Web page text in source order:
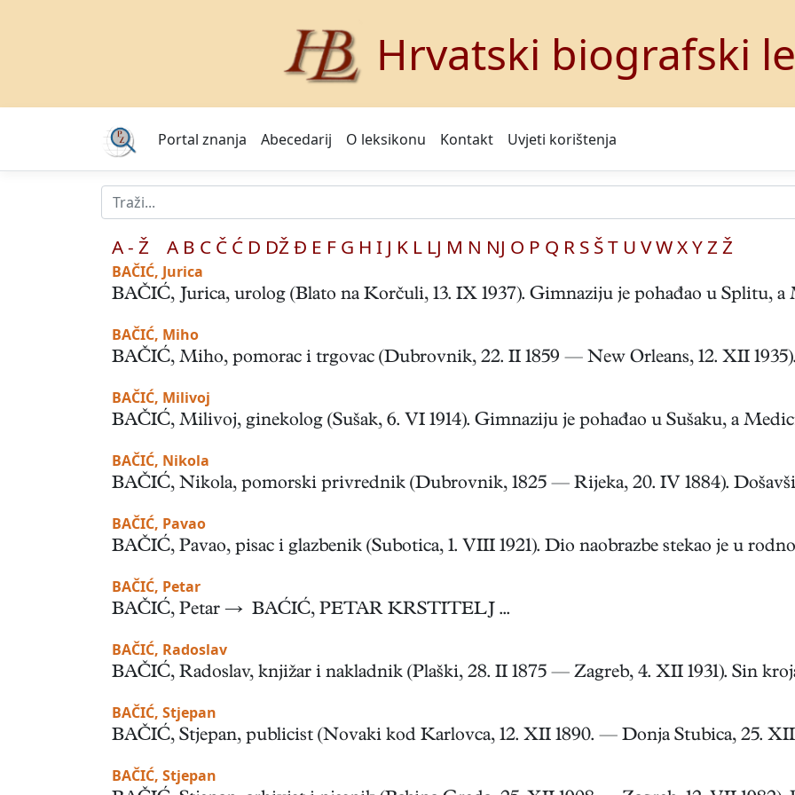
Hrvatski biografski
Portal znanja Abecedarij O leksikonu Kontakt Uvjeti korištenja
A - Ž A B C Č Ć D DŽ Đ E F G H I J K L LJ M N NJ O P Q R S ŠT U VWXYZ Ž
BAČIĆ, Jurica
BAČIĆ, Jurica, urolog (Blato na Korčuli, 13. IX 1937). Gimnaziju je pohađao u Splitu, a
BAČIĆ, Miho
BAČIĆ, Miho, pomorac i trgovac (Dubrovnik, 22. II 1859 — New Orleans, 12. XII
BAČIĆ, Milivoj
BAČIĆ, Milivoj, ginekolog (Sušak, 6. VI 1914). Gimnaziju je pohađao u Sušaku, a
BAČIĆ, Nikola
BAČIĆ, Nikola, pomorski privrednik (Dubrovnik, 1825 — Rijeka, 20. IV 1884).
BAČIĆ, Pavao
BAČIĆ, Pavao, pisac i glazbenik (Subotica, 1. VIII 1921). Dio naobrazbe stekao je u
BAČIĆ, Petar
BAČIĆ, Petar → BAĆIĆ, PETAR KRSTITELJ ...
BAČIĆ, Radoslav
BAČIĆ, Radoslav, knjižar i nakladnik (Plaški, 28. II 1875 — Zagreb, 4. XII 1931). Sin
BAČIĆ, Stjepan
BAČIĆ, Stjepan, publicist (Novaki kod Karlovca, 12. XII 1890. — Donja Stubica, 25. XII
BAČIĆ, Stjepan